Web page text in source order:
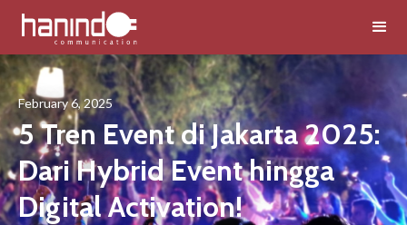
February 6, 2025
5 Tren Event di Jakarta 2025:
Dari Hybrid Event hingga
Digital Activation!